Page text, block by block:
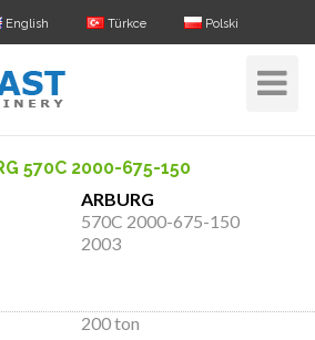
English Türkce Polski
Toggle
570C 2000-675-150
ARBURG
570C 2000-675-150
2003
200 ton